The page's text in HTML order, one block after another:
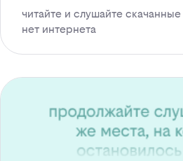
читайте и слушайте
нет интернета